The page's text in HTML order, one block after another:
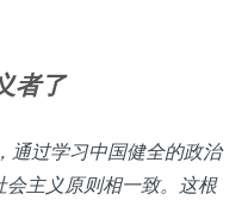
者了
通过学习中国健全的政治
主义原则相一致。这根